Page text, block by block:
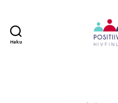
Haku